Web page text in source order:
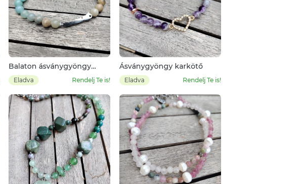
Balaton ásványgyöngy
karkötő
Eladva Rendelj Te is!
Ásványgyöngy karkötő
Eladva Rendelj Te is!